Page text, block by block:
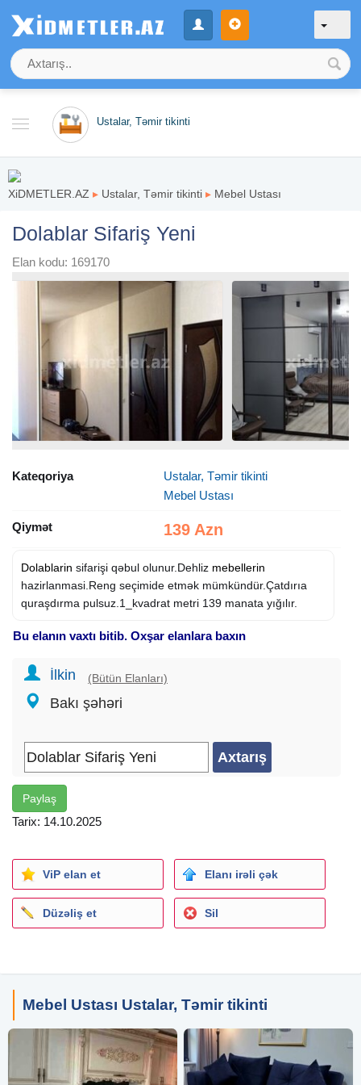
Ustalar, Təmir tikinti
XiDMETLER.AZ ▸ Ustalar, Təmir tikinti ▸ Mebel Ustası
Dolablar Sifariş Yeni
Elan kodu: 169170
Kateqoriya
Ustalar, Təmir tikinti
Mebel Ustası
Qiymət 139 Azn
Dolablarin sifarişi qəbul olunur.Dehliz mebellerin
hazirlanmasi.Reng seçimide etmək mümkündür.Çatdırıa
quraşdırma pulsuz.1_kvadrat metri 139 manata yığılır.
Bu elanın vaxtı bitib. Oxşar elanlara baxın
İlkin (Bütün Elanları)
Bakı şəhəri
Paylaş
Tarix: 14.10.2025
ViP elan et Elanı irəli çək
Düzəliş et Sil
Mebel Ustası Ustalar, Təmir tikinti